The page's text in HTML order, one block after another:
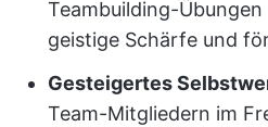
Teambuilding-
geistige Schärfe und
Gesteigertes
Team-Mitgliedern im